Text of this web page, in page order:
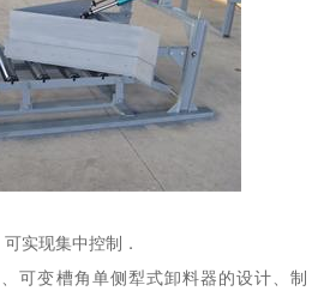
实现集中控制．
可变槽角单侧犁式卸料器的设计、制